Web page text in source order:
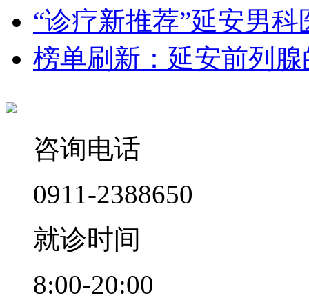
“诊疗新推荐”延安男科
榜单刷新：延安前列
咨询电话
0911-2388650
就诊时间
8:00-20:00